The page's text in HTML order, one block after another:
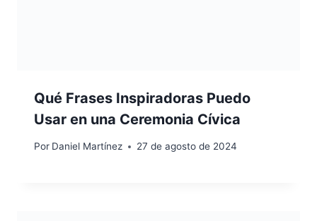
Qué Frases Inspiradoras Puedo
Usar en una Ceremonia Cívica
Por Daniel Martínez 27 de agosto de 2024